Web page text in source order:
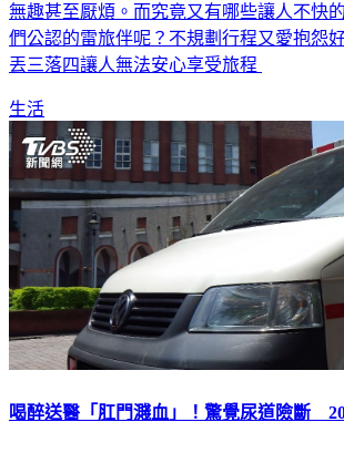
無趣甚至厭煩。而究竟又有哪些讓人不快
們公認的雷旅伴呢？不規劃行程又愛抱怨
丟三落四讓人無法安心享受旅程
生活
喝醉送醫「肛門濺血」！驚覺尿道險斷